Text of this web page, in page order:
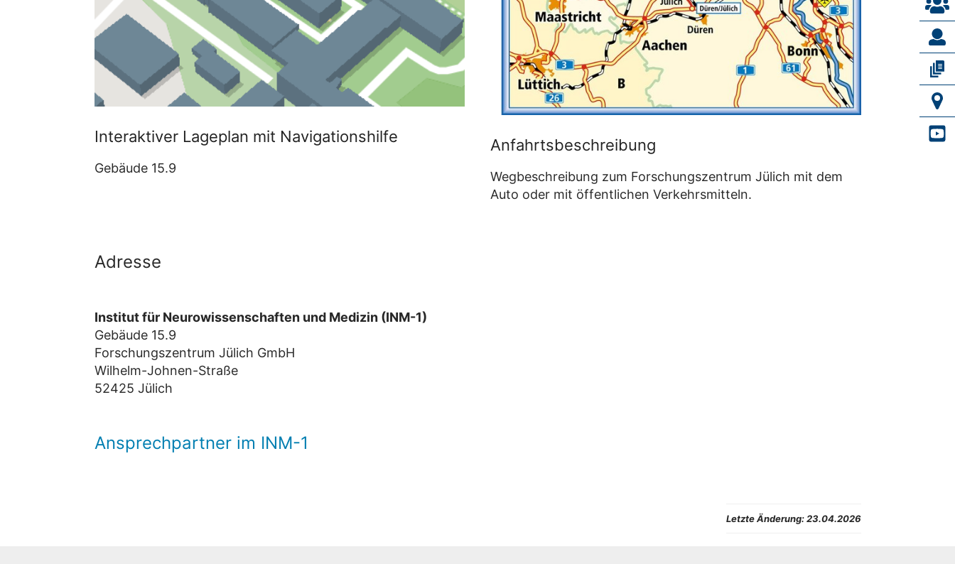
Interaktiver Lageplan mit Navigationshilfe
Gebäude 15.9
Anfahrtsbeschreibung
Wegbeschreibung zum Forschungszentrum Jülich mit dem
Auto oder mit öffentlichen Verkehrsmitteln.
Adresse
Institut für Neurowissenschaften und Medizin (INM-1)
Gebäude 15.9
Forschungszentrum Jülich GmbH
Wilhelm-Johnen-Straße
52425 Jülich
Ansprechpartner im INM-1
Letzte Änderung: 23.04.2026